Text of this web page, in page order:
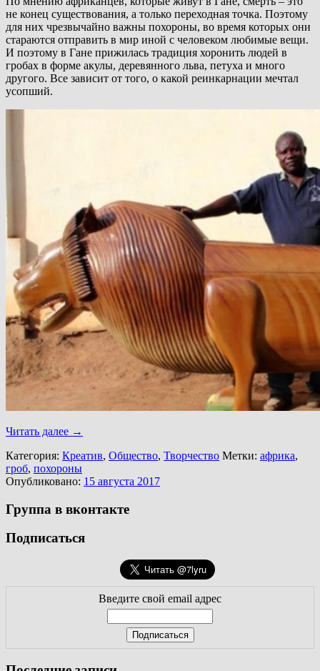
не конец существования, а только переходная точка. Поэтому
для них чрезвычайно важны похороны, во время которых они
стараются отправить в мир иной с человеком любимые вещи.
И поэтому в Гане прижилась традиция хоронить людей в
гробах в форме акулы, деревянного льва, петуха и много
другого. Все зависит от того, о какой реинкарнации мечтал
усопший.
Читать далее →
Категория: Креатив, Общество, Творчество Метки: африка,
гроб, похороны
Опубликовано: 15 августа 2017
Группа в вконтакте
Подписаться
Введите свой email адрес